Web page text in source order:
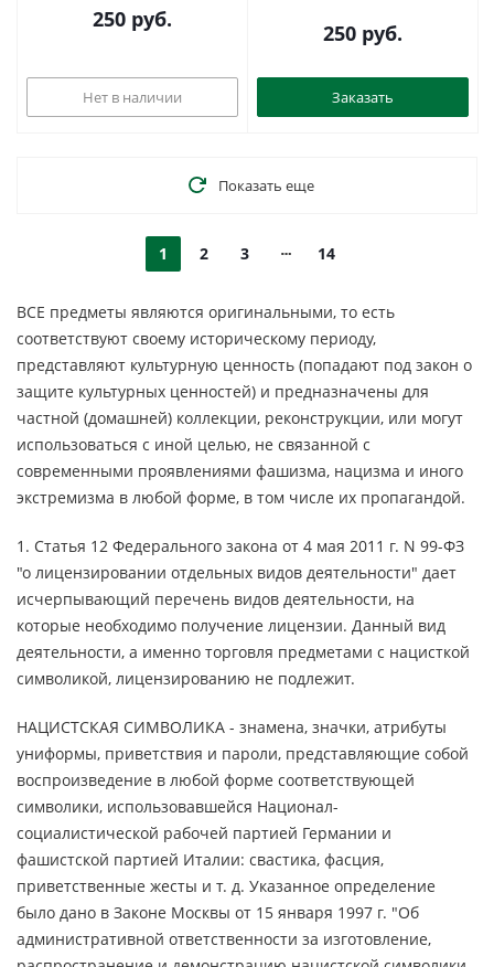
250 руб.
Нет в наличии
250 руб.
Заказать
Показать еще
1 2 3 14
ВСЕ предметы являются оригинальными, то есть
соответствуют своему историческому периоду,
представляют культурную ценность (попадают под закон о
защите культурных ценностей) и предназначены для
частной (домашней) коллекции, реконструкции, или могут
использоваться с иной целью, не связанной с
современными проявлениями фашизма, нацизма и иного
экстремизма в любой форме, в том числе их пропагандой.
1. Статья 12 Федерального закона от 4 мая 2011 г. N 99-ФЗ
"о лицензировании отдельных видов деятельности" дает
исчерпывающий перечень видов деятельности, на
которые необходимо получение лицензии. Данный вид
деятельности, а именно торговля предметами с нацисткой
символикой, лицензированию не подлежит.
НАЦИСТСКАЯ СИМВОЛИКА - знамена, значки, атрибуты
униформы, приветствия и пароли, представляющие собой
воспроизведение в любой форме соответствующей
символики, использовавшейся Национал-
социалистической рабочей партией Германии и
фашистской партией Италии: свастика, фасция,
приветственные жесты и т. д. Указанное определение
было дано в Законе Москвы от 15 января 1997 г. "Об
административной ответственности за изготовление,